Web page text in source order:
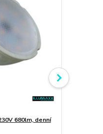
680lm, denní